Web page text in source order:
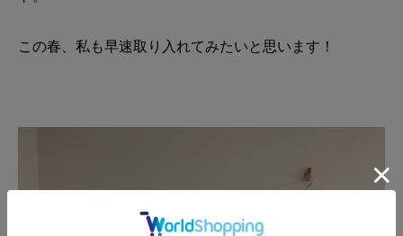
この春、私も早速取り入れてみたいと思います！